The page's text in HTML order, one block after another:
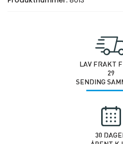
Press
LAV FRAKT
29
SENDING
30